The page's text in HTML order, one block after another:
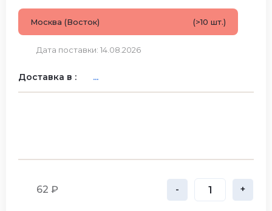
Москва (Восток) (>10 шт.)
Дата поставки: 14.08.2026
Доставка в : ...
62 ₽ - +